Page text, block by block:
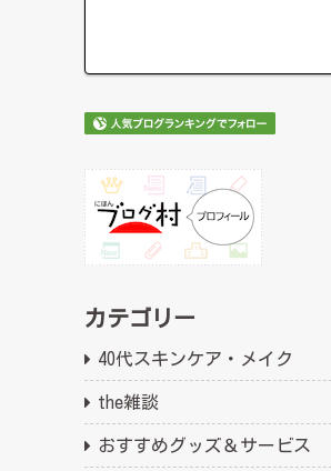
カテゴリー
40代スキンケア・メイク
the雑談
おすすめグッズ＆サービス